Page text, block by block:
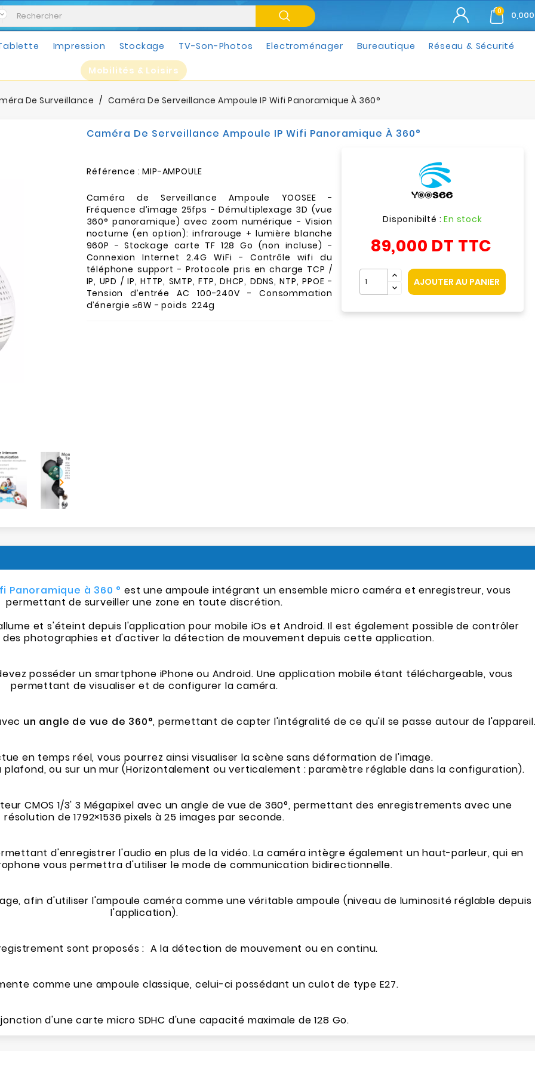
0
Impression Stockage TV-Son-Photos Electroménager Bureautique Réseau & Sécurité
Mobilités & Loisirs
De Surveillance Caméra De Serveillance Ampoule IP Wifi Panoramique À 360°

Caméra De Serveillance Ampoule IP Wifi Panoramique À 360°
Référence : MIP-AMPOULE
Caméra de Serveillance Ampoule YOOSEE -
Fréquence d’image 25fps - Démultiplexage 3D (vue
360° panoramique) avec zoom numérique - Vision
nocturne (en option): infrarouge + lumière blanche
960P - Stockage carte TF 128 Go (non incluse) -
Connexion Internet 2.4G WiFi - Contrôle wifi du
téléphone support - Protocole pris en charge TCP /
IP, UPD / IP, HTTP, SMTP, FTP, DHCP, DDNS, NTP, PPOE -
Tension d’entrée AC 100-240V - Consommation
d’énergie ≤6W - poids 224g
Disponibilté :En stock
89,000 DT TTC
AJOUTER AU PANIER
Panoramique à 360 ° est une ampoule intégrant un ensemble micro caméra et enregistreur, vous
permettant de surveiller une zone en toute discrétion.
et s'éteint depuis l'application pour mobile iOs et Android. Il est également possible de contrôler
photographies et d'activer la détection de mouvement depuis cette application.
posséder un smartphone iPhone ou Android. Une application mobile étant téléchargeable, vous
permettant de visualiser et de configurer la caméra.
un angle de vue de 360°, permettant de capter l'intégralité de ce qu'il se passe autour de
en temps réel, vous pourrez ainsi visualiser la scène sans déformation de l'image.
ou sur un mur (Horizontalement ou verticalement : paramètre réglable dans la configuration).
CMOS 1/3' 3 Mégapixel avec un angle de vue de 360°, permettant des enregistrements avec une
résolution de 1792×1536 pixels à 25 images par seconde.
d'enregistrer l'audio en plus de la vidéo. La caméra intègre également un haut-parleur, qui en
vous permettra d'utiliser le mode de communication bidirectionnelle.
afin d'utiliser l'ampoule caméra comme une véritable ampoule (niveau de luminosité réglable depuis
l'application).
sont proposés : A la détection de mouvement ou en continu.
comme une ampoule classique, celui-ci possédant un culot de type E27.
d'une carte micro SDHC d'une capacité maximale de 128 Go.